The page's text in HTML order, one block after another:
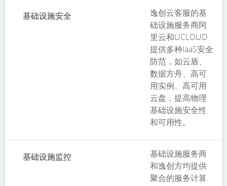
基础设施安全
逸创云客服的基
础设施服务商阿
里云和UCLOUD
提供多种IaaS安全
防范，如云盾、
数据方舟、高可
用实例、高可用
云盘，提高物理
基础设施安全性
和可用性。
基础设施监控
基础设施服务商
和逸创方均提供
聚合的服务计算